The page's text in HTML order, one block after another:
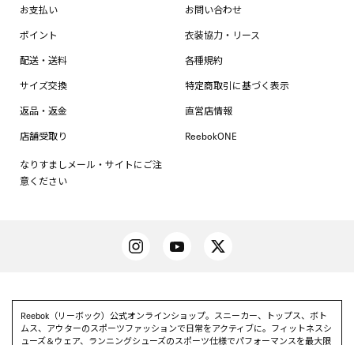
お支払い
ポイント
配送・送料
サイズ交換
返品・返金
店舗受取り
なりすましメール・サイトにご注
意ください
お問い合わせ
衣装協力・リース
各種規約
特定商取引に基づく表示
直営店情報
ReebokONE
Reebok（リーボック）公式オンラインショップ。スニーカー、トップス、ボト
ムス、アウターのスポーツファッションで日常をアクティブに。フィットネスシ
ューズ＆ウェア、ランニングシューズのスポーツ仕様でパフォーマンスを最大限